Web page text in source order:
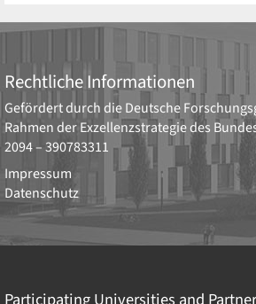
Rechtliche Informationen
Gefördert durch dieDeutsche
Rahmen der Exzellenzstrategie des
2094 – 390783311
Impressum
Datenschutz